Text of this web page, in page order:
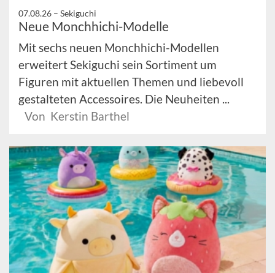
07.08.26 – Sekiguchi
Neue Monchhichi-Modelle
Mit sechs neuen Monchhichi-Modellen
erweitert Sekiguchi sein Sortiment um
Figuren mit aktuellen Themen und liebevoll
gestalteten Accessoires. Die Neuheiten ...
Von Kerstin Barthel